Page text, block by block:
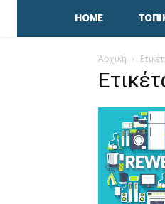
HOME
Αρχική